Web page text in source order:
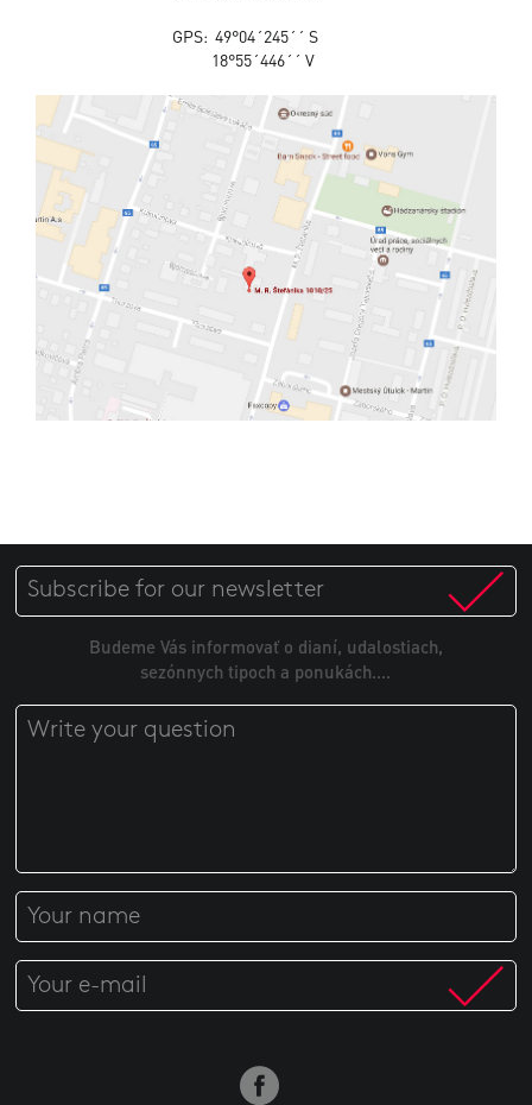
GPS: 49°04´245´´ S
18°55´446´´ V
Budeme Vás informovať o dianí, udalostiach,
sezónnych tipoch a ponukách....